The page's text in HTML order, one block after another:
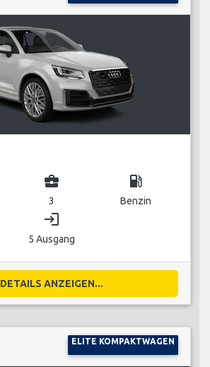
business_center
3
local_gas_station
Benzin
login
5 Ausgang
DETAILS ANZEIGEN...
ELITE KOMPAKTWAGEN